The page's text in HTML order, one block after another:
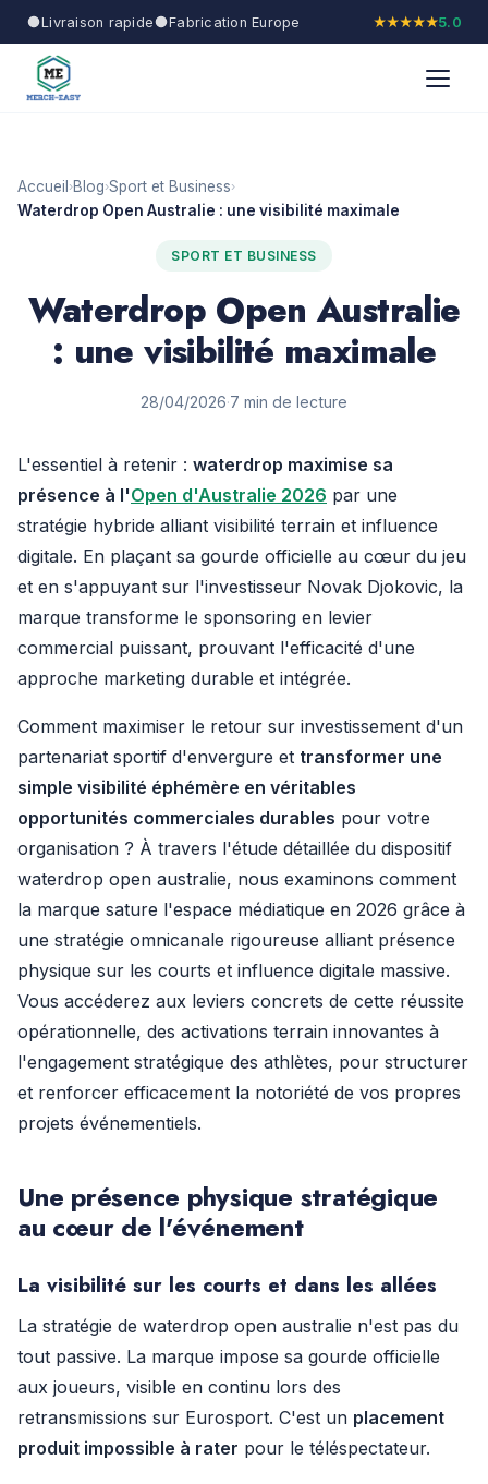
Livraison rapide Fabrication Europe ★★★★★5.0
Accueil ›Blog›Sport et Business›
Waterdrop Open Australie : une visibilité maximale
SPORT ET BUSINESS
Waterdrop Open Australie
: une visibilité maximale
28/04/2026·7 min de lecture
L'essentiel à retenir : waterdrop maximise sa
présence à l'Open d'Australie 2026 par une
stratégie hybride alliant visibilité terrain et influence
digitale. En plaçant sa gourde officielle au cœur du jeu
et en s'appuyant sur l'investisseur Novak Djokovic, la
marque transforme le sponsoring en levier
commercial puissant, prouvant l'efficacité d'une
approche marketing durable et intégrée.
Comment maximiser le retour sur investissement d'un
partenariat sportif d'envergure et transformer une
simple visibilité éphémère en véritables
opportunités commerciales durables pour votre
organisation ? À travers l'étude détaillée du dispositif
waterdrop open australie, nous examinons comment
la marque sature l'espace médiatique en 2026 grâce à
une stratégie omnicanale rigoureuse alliant présence
physique sur les courts et influence digitale massive.
Vous accéderez aux leviers concrets de cette réussite
opérationnelle, des activations terrain innovantes à
l'engagement stratégique des athlètes, pour structurer
et renforcer efficacement la notoriété de vos propres
projets événementiels.
Une présence physique stratégique
au cœur de l'événement
La visibilité sur les courts et dans les allées
La stratégie de waterdrop open australie n'est pas du
tout passive. La marque impose sa gourde officielle
aux joueurs, visible en continu lors des
retransmissions sur Eurosport. C'est un placement
produit impossible à rater pour le téléspectateur.